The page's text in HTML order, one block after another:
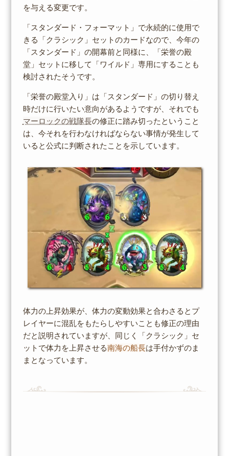
を与える変更です。
「スタンダード・フォーマット」で永続的に使用で
きる「クラシック」セットのカードなので、今年の
「スタンダード」の開幕前と同様に、「栄誉の殿
堂」セットに移して「ワイルド」専用にすることも
検討されたそうです。
「栄誉の殿堂入り」は「スタンダード」の切り替え
時だけに行いたい意向があるようですが、それでも
マーロックの戦隊長の修正に踏み切ったということ
は、今それを行わなければならない事情が発生して
いると公式に判断されたことを示しています。
体力の上昇効果が、体力の変動効果と合わさるとプ
レイヤーに混乱をもたらしやすいことも修正の理由
だと説明されていますが、同じく「クラシック」セ
ットで体力を上昇させる南海の船長は手付かずのま
まとなっています。